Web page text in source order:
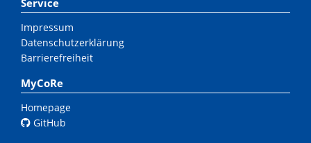
Service
Impressum
Datenschutzerklärung
Barrierefreiheit
MyCoRe
Homepage
GitHub